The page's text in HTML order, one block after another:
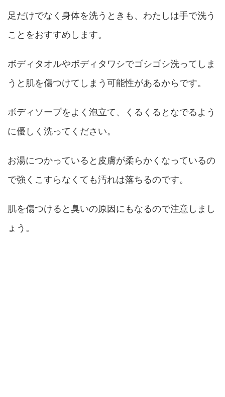
足だけでなく身体を洗うときも、わたしは手で洗う
ことをおすすめします。
ボディタオルやボディタワシでゴシゴシ洗ってしま
うと肌を傷つけてしまう可能性があるからです。
ボディソープをよく泡立て、くるくるとなでるよう
に優しく洗ってください。
お湯につかっていると皮膚が柔らかくなっているの
で強くこすらなくても汚れは落ちるのです。
肌を傷つけると臭いの原因にもなるので注意しまし
ょう。